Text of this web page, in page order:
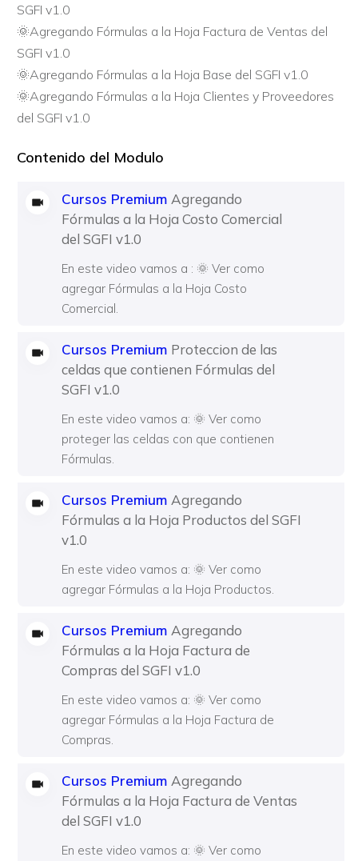
SGFI v1.0
🌞Agregando Fórmulas a la Hoja Factura de Ventas del
SGFI v1.0
🌞Agregando Fórmulas a la Hoja Base del SGFI v1.0
🌞Agregando Fórmulas a la Hoja Clientes y Proveedores
del SGFI v1.0
Contenido del Modulo
Cursos Premium Agregando
Fórmulas a la Hoja Costo Comercial
del SGFI v1.0
En este video vamos a : 🌞 Ver como
agregar Fórmulas a la Hoja Costo
Comercial.
Cursos Premium Proteccion de las
celdas que contienen Fórmulas del
SGFI v1.0
En este video vamos a: 🌞 Ver como
proteger las celdas con que contienen
Fórmulas.
Cursos Premium Agregando
Fórmulas a la Hoja Productos del SGFI
v1.0
En este video vamos a: 🌞 Ver como
agregar Fórmulas a la Hoja Productos.
Cursos Premium Agregando
Fórmulas a la Hoja Factura de
Compras del SGFI v1.0
En este video vamos a: 🌞 Ver como
agregar Fórmulas a la Hoja Factura de
Compras.
Cursos Premium Agregando
Fórmulas a la Hoja Factura de Ventas
del SGFI v1.0
En este video vamos a: 🌞 Ver como